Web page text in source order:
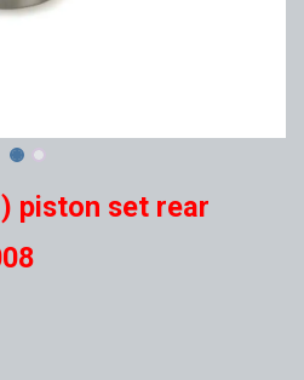
piston set rear